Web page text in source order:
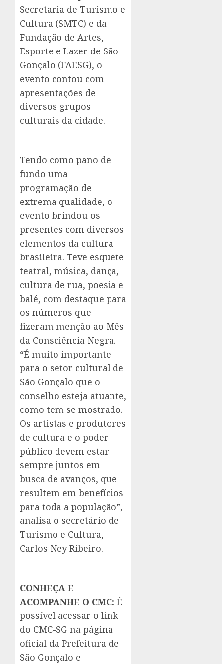
Secretaria de Turismo e
Cultura (SMTC) e da
Fundação de Artes,
Esporte e Lazer de São
Gonçalo (FAESG), o
evento contou com
apresentações de
diversos grupos
culturais da cidade.
Tendo como pano de
fundo uma
programação de
extrema qualidade, o
evento brindou os
presentes com diversos
elementos da cultura
brasileira. Teve esquete
teatral, música, dança,
cultura de rua, poesia e
balé, com destaque para
os números que
fizeram menção ao Mês
da Consciência Negra.
“É muito importante
para o setor cultural de
São Gonçalo que o
conselho esteja atuante,
como tem se mostrado.
Os artistas e produtores
de cultura e o poder
público devem estar
sempre juntos em
busca de avanços, que
resultem em benefícios
para toda a população”,
analisa o secretário de
Turismo e Cultura,
Carlos Ney Ribeiro.
CONHEÇA E
ACOMPANHE O CMC: É
possível acessar o link
do CMC-SG na página
oficial da Prefeitura de
São Gonçalo e